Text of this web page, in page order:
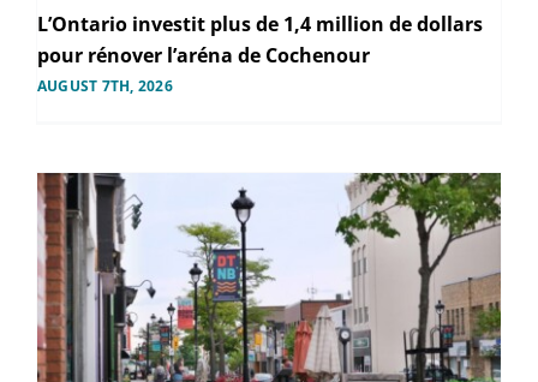
L’Ontario investit plus de 1,4 million de dollars
pour rénover l’aréna de Cochenour
AUGUST 7TH, 2026